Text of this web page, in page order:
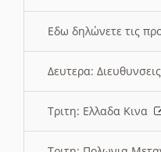
Εδω δηλώνετε τις
Δευτερα:
Τριτη: Ελλαδα Κινα